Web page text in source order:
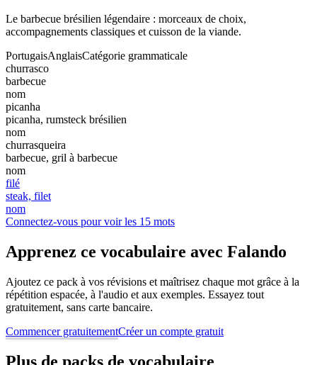
Le barbecue brésilien légendaire : morceaux de choix,
accompagnements classiques et cuisson de la viande.
PortugaisAnglaisCatégorie grammaticale
churrasco
barbecue
nom
picanha
picanha, rumsteck brésilien
nom
churrasqueira
barbecue, gril à barbecue
nom
filé
steak, filet
nom
Connectez-vous pour voir les 15 mots
Apprenez ce vocabulaire avec Falando
Ajoutez ce pack à vos révisions et maîtrisez chaque mot grâce à la
répétition espacée, à l'audio et aux exemples. Essayez tout
gratuitement, sans carte bancaire.
Commencer gratuitementCréer un compte gratuit
Plus de packs de vocabulaire